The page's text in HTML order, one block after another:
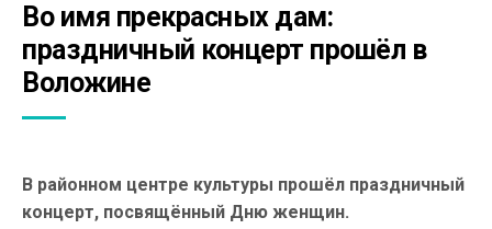
Во имя прекрасных дам:
праздничный концерт прошёл в
Воложине
В районном центре культуры прошёл праздничный
концерт, посвящённый Дню женщин.